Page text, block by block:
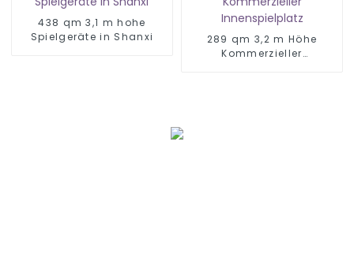
438 qm 3,1 m hohe
Spielgeräte in Shanxi
289 qm 3,2 m Höhe
Kommerzieller